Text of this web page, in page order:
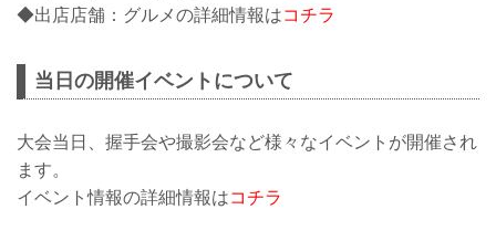
◆出店店舗：グルメの詳細情報はコチラ
当日の開催イベントについて
大会当日、握手会や撮影会など様々なイベントが開催され
ます。
イベント情報の詳細情報はコチラ